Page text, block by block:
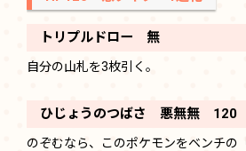
トリプルドロー 無
自分の山札を3枚引く。
ひじょうのつばさ 悪無無 120
のぞむなら、このポケモンをベンチの